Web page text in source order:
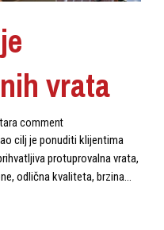
vrata
comment
cilj je ponuditi klijentima
protuprovalna vrata,
odlična kvaliteta, brzina…